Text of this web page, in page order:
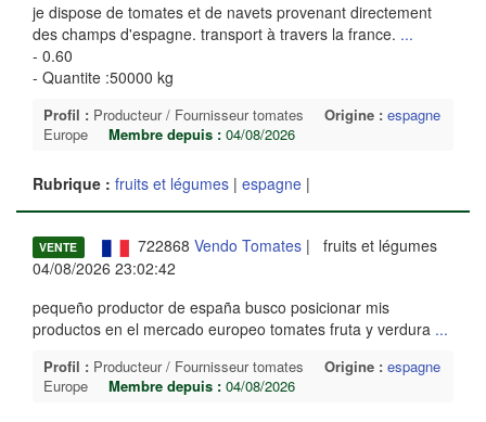
je dispose de tomates et de navets provenant directement
des champs d'espagne. transport à travers la france. ...
- 0.60
- Quantite :50000 kg
Profil : Producteur / Fournisseur tomates Origine : espagne
Europe
Membre depuis : 04/08/2026
Rubrique : fruits et légumes | espagne |
VENTE 722868 Vendo Tomates| fruits et légumes
04/08/2026 23:02:42
pequeño productor de españa busco posicionar mis
productos en el mercado europeo tomates fruta y verdura ...
Profil : Producteur / Fournisseur tomates Origine : espagne
Europe
Membre depuis : 04/08/2026